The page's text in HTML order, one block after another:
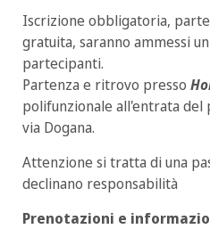
Iscrizione obbligatoria,
gratuita, saranno ammessi
partecipanti.
Partenza e ritrovo presso
polifunzionale all'entrata del
via Dogana.
Attenzione si tratta di una
declinano responsabilità
Prenotazioni e